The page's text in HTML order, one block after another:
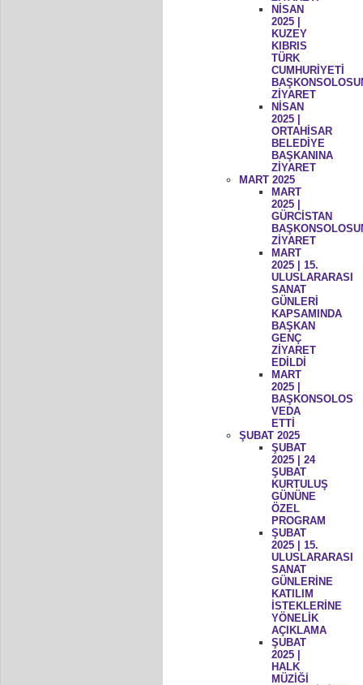
NİSAN
2025 |
KUZEY
KIBRIS
TÜRK
CUMHURİYETİ
ZİYARET
NİSAN
2025 |
ORTAHİSAR
BELEDİYE
BAŞKANINA
ZİYARET
MART 2025
MART
2025 |
GÜRCİSTAN
ZİYARET
MART
2025 | 15.
ULUSLARARASI
SANAT
GÜNLERİ
KAPSAMINDA
BAŞKAN
GENÇ
ZİYARET
EDİLDİ
MART
2025 |
BAŞKONSOLOS
VEDA
ETTİ
ŞUBAT 2025
ŞUBAT
2025 | 24
ŞUBAT
KURTULUŞ
GÜNÜNE
ÖZEL
PROGRAM
ŞUBAT
2025 | 15.
ULUSLARARASI
SANAT
GÜNLERİNE
KATILIM
İSTEKLERİNE
YÖNELİK
AÇIKLAMA
ŞUBAT
2025 |
HALK
MÜZİĞİ